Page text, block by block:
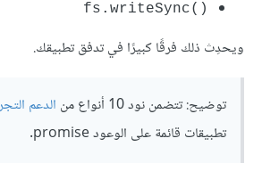
fs.writeSync()‎
ويحدِث ذلك فرقًا كبيرًا في تدفق تطبيقك.
توضيح: تتضمن نود 10 أنواع من الدعم
تطبيقات قائمة على الوعود promise.